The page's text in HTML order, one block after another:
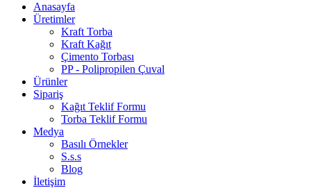
Anasayfa
Üretimler
Kraft Torba
Kraft Kağıt
Çimento Torbası
PP - Polipropilen Çuval
Ürünler
Sipariş
Kağıt Teklif Formu
Torba Teklif Formu
Medya
Basılı Örnekler
S.s.s
Blog
İletişim